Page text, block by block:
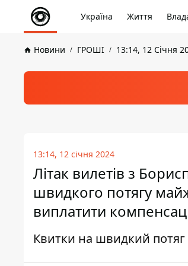
Україна Життя
Новини ГРОШІ 13:14, 12 Січня
13:14, 12 січня 2024
Літак вилетів з
швидкого потягу
виплатити
Квитки на швидкий